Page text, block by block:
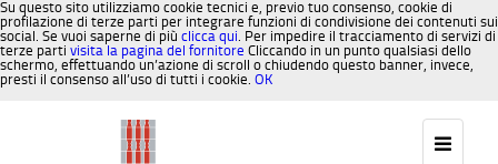
Su questo sito utilizziamo cookie tecnici e, previo tuo consenso, cookie di
profilazione di terze parti per integrare funzioni di condivisione dei contenuti sui
social. Se vuoi saperne di più clicca qui. Per impedire il tracciamento di servizi di
terze parti visita la pagina del fornitore Cliccando in un punto qualsiasi dello
schermo, effettuando un’azione di scroll o chiudendo questo banner, invece,
presti il consenso all’uso di tutti i cookie. OK